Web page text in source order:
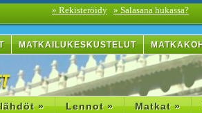
» Rekisteröidy » Salasana hukassa?
MATKAILUKESKUSTELUT
» Lennot » Matkat »